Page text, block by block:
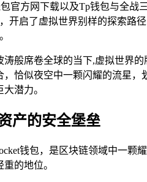
官方网下载以及Tp钱包与全战
开启了虚拟世界别样的探索路
涛般席卷全球的当下,虚拟世界
，恰似夜空中一颗闪耀的流星
潜力。
产的安全堡垒
钱包，是区块链领域中一
的地位。